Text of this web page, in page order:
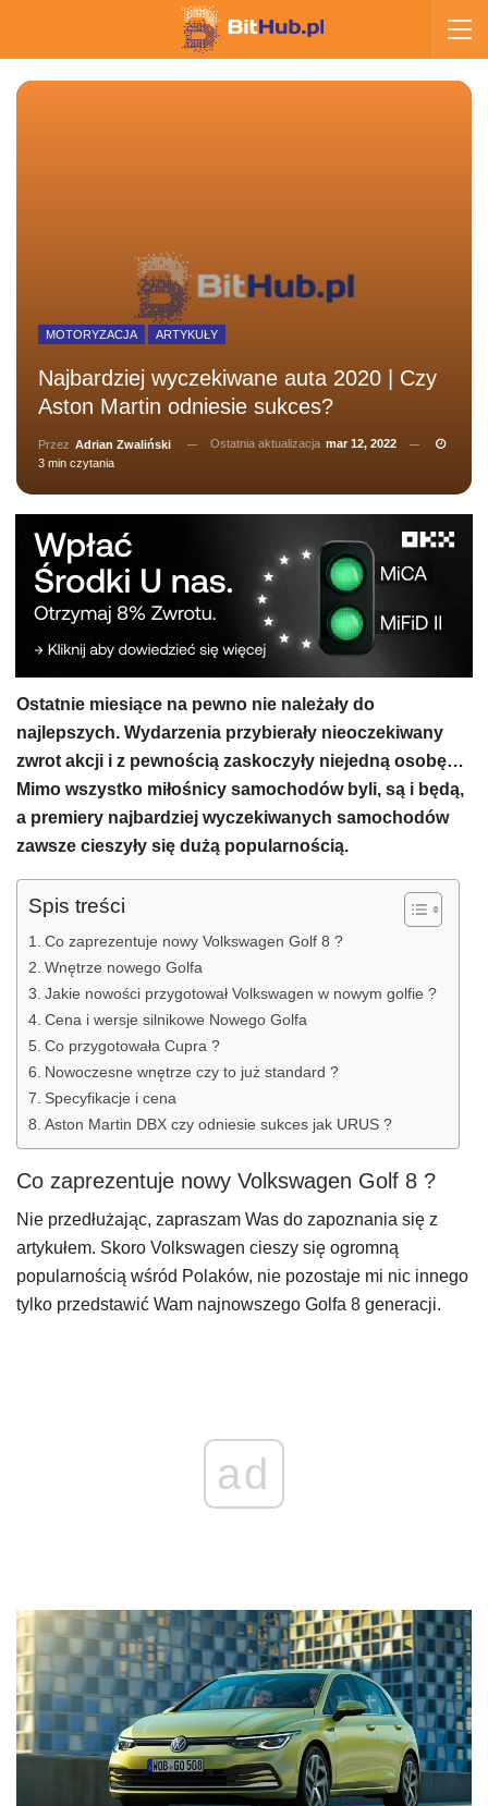
MOTORYZACJA ARTYKUŁY
Najbardziej wyczekiwane auta 2020 | Czy
Aston Martin odniesie sukces?
Przez Adrian Zwaliński Ostatnia aktualizacja mar 12, 2022
3 min czytania
Ostatnie miesiące na pewno nie należały do
najlepszych. Wydarzenia przybierały nieoczekiwany
zwrot akcji i z pewnością zaskoczyły niejedną osobę…
Mimo wszystko miłośnicy samochodów byli, są i będą,
a premiery najbardziej wyczekiwanych samochodów
zawsze cieszyły się dużą popularnością.
Spis treści
Co zaprezentuje nowy Volkswagen Golf 8 ?
Wnętrze nowego Golfa
Jakie nowości przygotował Volkswagen w nowym golfie ?
Cena i wersje silnikowe Nowego Golfa
Co przygotowała Cupra ?
Nowoczesne wnętrze czy to już standard ?
Specyfikacje i cena
Aston Martin DBX czy odniesie sukces jak URUS ?
Co zaprezentuje nowy Volkswagen Golf 8 ?
Nie przedłużając, zapraszam Was do zapoznania się z
artykułem. Skoro Volkswagen cieszy się ogromną
popularnością wśród Polaków, nie pozostaje mi nic innego
tylko przedstawić Wam najnowszego Golfa 8 generacji.
ad